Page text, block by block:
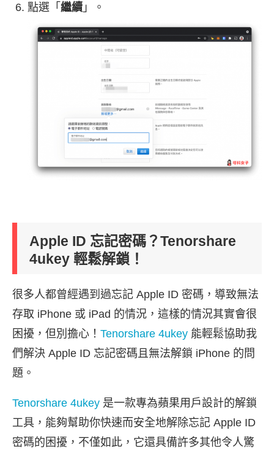
點選「 繼續 」。
Apple ID 忘記密碼？Tenorshare
4ukey 輕鬆解鎖！
很多人都曾經遇到過忘記 Apple ID 密碼，導致無法
存取 iPhone 或 iPad 的情況，這樣的情況其實會很
困擾，但別擔心！ Tenorshare 4ukey 能輕鬆協助我
們解決 Apple ID 忘記密碼且無法解鎖 iPhone 的問
題。
Tenorshare 4ukey 是一款專為蘋果用戶設計的解鎖
工具，能夠幫助你快速而安全地解除忘記 Apple ID
密碼的困擾，不僅如此，它還具備許多其他令人驚